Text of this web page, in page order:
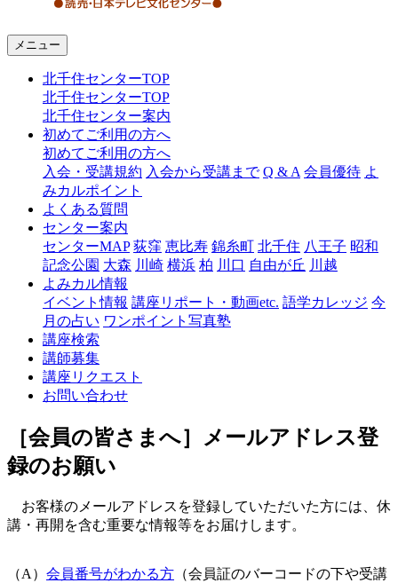
ャ
千
メニュー
北千住センターTOP
北千住センターTOP
北千住センター案内
初めてご利用の方へ
初めてご利用の方へ
入会・受講規約 入会から受講まで Q & A 会員優待 よ
みカルポイント
よくある質問
センター案内
センターMAP 荻窪 恵比寿 錦糸町 北千住 八王子 昭和
記念公園 大森 川崎 横浜 柏 川口 自由が丘 川越
よみカル情報
イベント情報 講座リポート・動画etc. 語学カレッジ 今
月の占い ワンポイント写真塾
講座検索
講師募集
講座リクエスト
お問い合わせ
［会員の皆さまへ］メールアドレス登
録のお願い
お客様のメールアドレスを登録していただいた方には、休
講・再開を含む重要な情報等をお届けします。
（A） 会員番号がわかる方 （会員証のバーコードの下や受講